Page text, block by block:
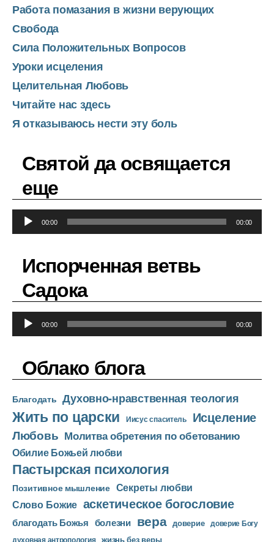
Работа помазания в жизни верующих
Свобода
Сила Положительных Вопросов
Уроки исцеления
Целительная Любовь
Читайте нас здесь
Я отказываюсь нести эту боль
Святой да освящается
еще
у
л
00:00 00:00
Испорченная ветвь
Садока
у
о
п
л
е
е
р
00:00 00:00
Облако блога
Благодать Духовно-нравственная теология
Жить по царски Иисус спаситель Исцеление
Любовь Молитва обретения по обетованию
Обилие Божьей любви
Пастырская психология
Позитивное мышление Секреты любви
Слово Божие аскетическое богословие
благодать Божья болезни вера доверие доверие Богу
жизнь без веры